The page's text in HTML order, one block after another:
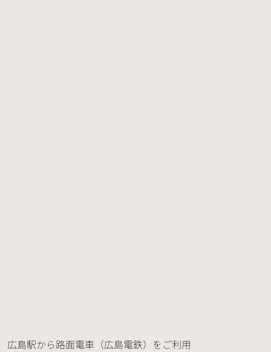
広島駅から路面電車（広島電鉄）をご利用